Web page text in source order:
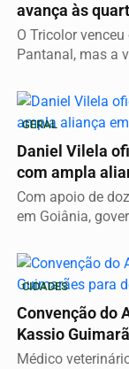
avança às
O Tricolor
Pantanal, mas a
GERAL
Daniel Vilela
com ampla
Com apoio de
em Goiânia,
CIDADES
Convenção do
Kassio
Médico